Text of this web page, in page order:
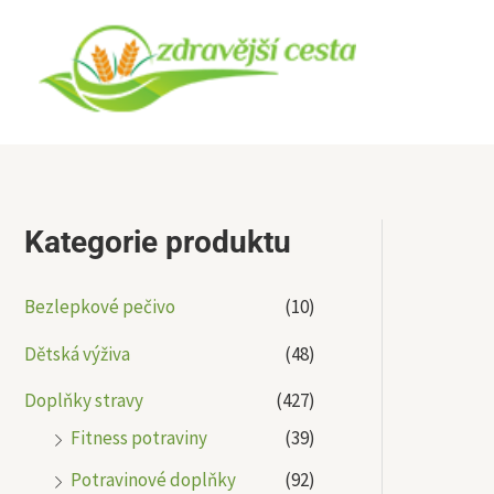
obsah
Kategorie produktu
Bezlepkové pečivo
(10)
Dětská výživa
(48)
Doplňky stravy
(427)
Fitness potraviny
(39)
Potravinové doplňky
(92)